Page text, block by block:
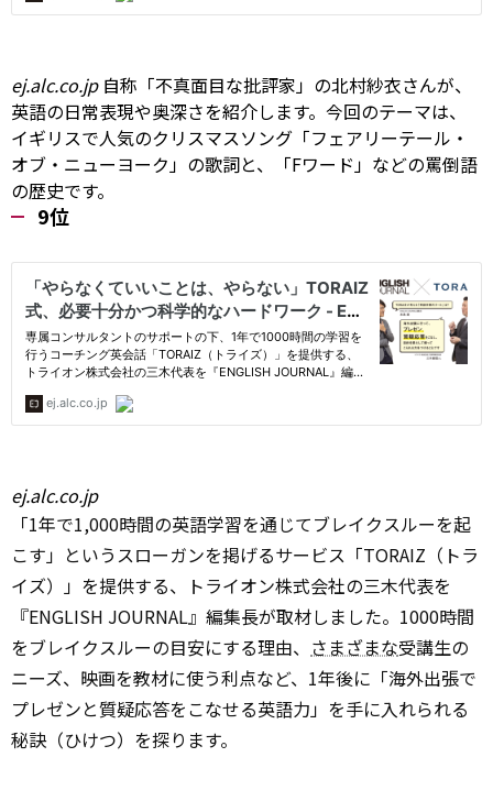
ej.alc.co.jp 自称「不真面目な批評家」の北村紗衣さんが、
英語の日常表現や奥深さを紹介します。今回のテーマは、
イギリスで人気のクリスマスソング「フェアリーテール・
オブ・ニューヨーク」の歌詞と、「Fワード」などの罵倒語
の歴史です。
9位
ej.alc.co.jp
「1年で1,000時間の英語学習を通じてブレイクスルーを起
こす」というスローガンを掲げるサービス「TORAIZ（トラ
イズ）」を提供する、トライオン株式会社の三木代表を
『ENGLISH JOURNAL』編集長が取材しました。1000時間
をブレイクスルーの目安にする理由、 さまざまな受講生の
ニーズ、映画を教材に使う利点など、1年後に「海外出張で
プレゼンと質疑応答をこなせる英語力」を手に入れられる
秘訣（ひけつ）を探ります。